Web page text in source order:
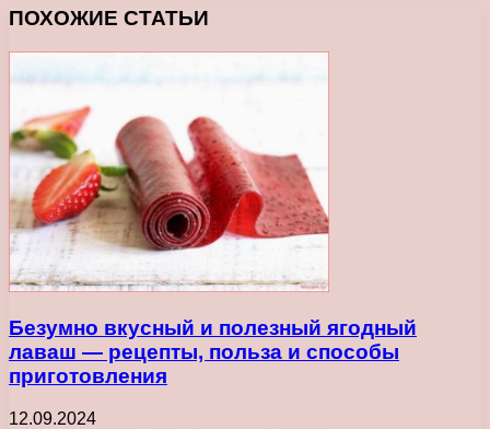
ПОХОЖИЕ СТАТЬИ
Безумно вкусный и полезный ягодный
лаваш — рецепты, польза и способы
приготовления
12.09.2024